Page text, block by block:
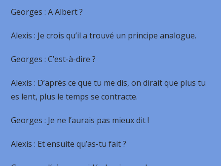
Georges : A Albert ?
Alexis : Je crois qu’il a trouvé un principe analogue.
Georges : C’est-à-dire ?
Alexis : D’après ce que tu me dis, on dirait que plus tu
es lent, plus le temps se contracte.
Georges : Je ne l’aurais pas mieux dit !
Alexis : Et ensuite qu’as-tu fait ?